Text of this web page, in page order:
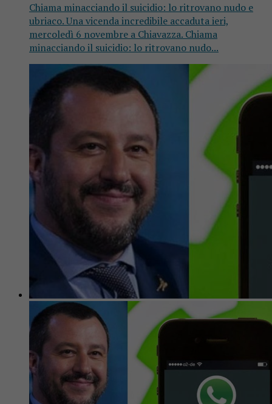
Chiama minacciando il suicidio: lo ritrovano nudo e
ubriaco. Una vicenda incredibile accaduta ieri,
mercoledì 6 novembre a Chiavazza. Chiama
minacciando il suicidio: lo ritrovano nudo...